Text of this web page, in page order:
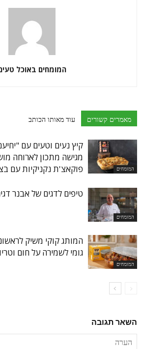
המומחים באוכל
מאמרים קשורים עוד מאותו הכותב
המומחים
קיץ נעים וטעים עם
מגישה מתכון לארוחה
פוקאצ'ת נקניקיות עם
המומחים
טיפים לדגים של אבנר
המומחים
המותג קוקי משיק
גומי לשמירה על חום
השאר תגובה